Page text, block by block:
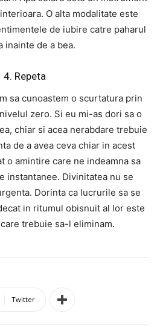
O alta modalitate este
de iubire catre paharul
inainte de a bea.
4. Repeta
sa cunoastem o scurtatura prin
zero. Si eu mi-as dori sa o
chiar si acea nerabdare trebuie
de a avea ceva chiar in acest
o amintire care ne indeamna sa
instantanee. Divinitatea nu se
Dorinta ca lucrurile sa se
in ritumul obisnuit al lor este
trebuie sa-l eliminam.
Twitter